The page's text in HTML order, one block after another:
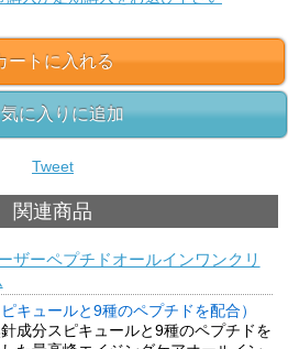
ートに入れる
に入りに追加
Tweet
関連商品
ザーペプチドオールインワンクリ
ピキュールと9種のペプチドを配合）
成分スピキュールと9種のペプチドを